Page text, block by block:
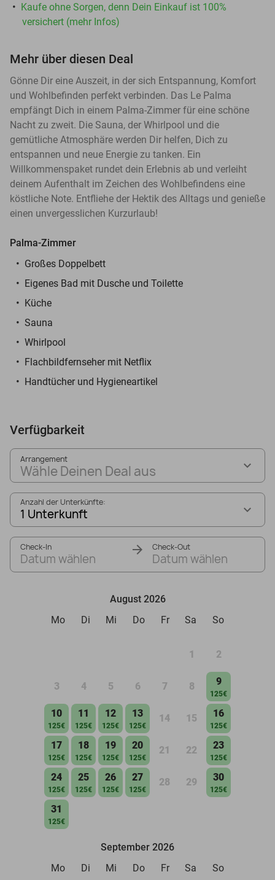
Kaufe ohne Sorgen, denn Dein Einkauf ist 100%
versichert (mehr Infos)
Mehr über diesen Deal
Gönne Dir eine Auszeit, in der sich Entspannung, Komfort
und Wohlbefinden perfekt verbinden. Das Le Palma
empfängt Dich in einem Palma-Zimmer für eine schöne
Nacht zu zweit. Die Sauna, der Whirlpool und die
gemütliche Atmosphäre werden Dir helfen, Dich zu
entspannen und neue Energie zu tanken. Ein
Willkommenspaket rundet dein Erlebnis ab und verleiht
deinem Aufenthalt im Zeichen des Wohlbefindens eine
köstliche Note. Entfliehe der Hektik des Alltags und genieße
einen unvergesslichen Kurzurlaub!
Palma-Zimmer
Großes Doppelbett
Eigenes Bad mit Dusche und Toilette
Küche
Sauna
Whirlpool
Flachbildfernseher mit Netflix
Handtücher und Hygieneartikel
Verfügbarkeit
Arrangement
Wähle Deinen Deal aus
Anzahl der Unterkünfte:
1 Unterkunft
Check-In
Datum wählen
Check-Out
Datum wählen
August 2026
Mo
Di Mi Do Fr Sa So
1 2
3 4 5 6 7 8 9
125€
10
125€
11
125€
12
125€
13
125€
14 15 16
125€
17
125€
18
125€
19
125€
20
125€
21 22 23
125€
24
125€
25
125€
26
125€
27
125€
28 29 30
125€
31
125€
September 2026
Mo
Di Mi Do Fr Sa So